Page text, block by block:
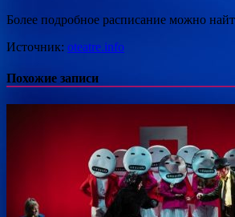
Более подробное расписание можно
Источник: oteatre.info
Похожие записи